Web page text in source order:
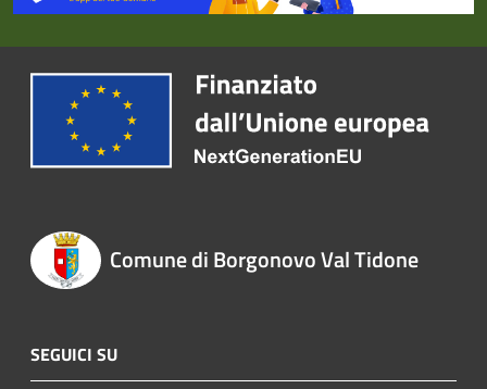
Comune di Borgonovo Val Tidone
SEGUICI SU